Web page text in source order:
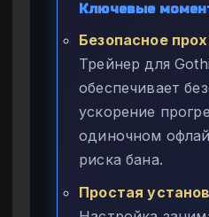
Ключевые
Безопасное
Трейнер для
обеспечивает
ускорение
одиночном
риска бана.
Простая